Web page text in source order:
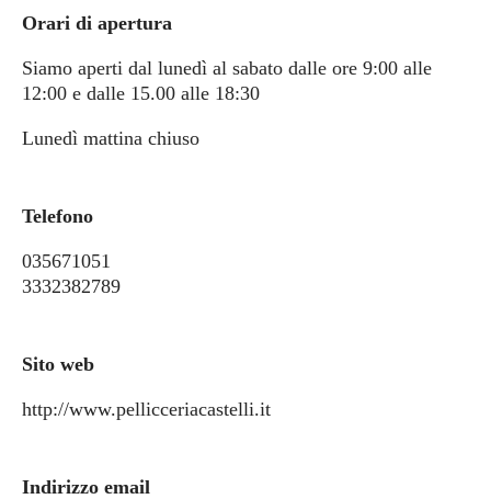
Orari di apertura
Siamo aperti dal lunedì al sabato dalle ore 9:00 alle
12:00 e dalle 15.00 alle 18:30
Lunedì mattina chiuso
Telefono
035671051
3332382789
Sito web
http://www.pellicceriacastelli.it
Indirizzo email